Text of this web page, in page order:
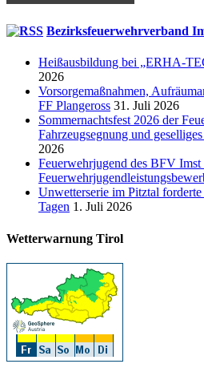
Bezirksfeuerwehrverband
Heißausbildung bei „ERHA-
2026
Vorsorgemaßnahmen,
FF Plangeross 31. Juli 2026
Sommernachtsfest 2026 der
Fahrzeugsegnung und
2026
Feuerwehrjugend des BFV
Unwetterserie im Pitztal
Tagen 1. Juli 2026
Wetterwarnung Tirol